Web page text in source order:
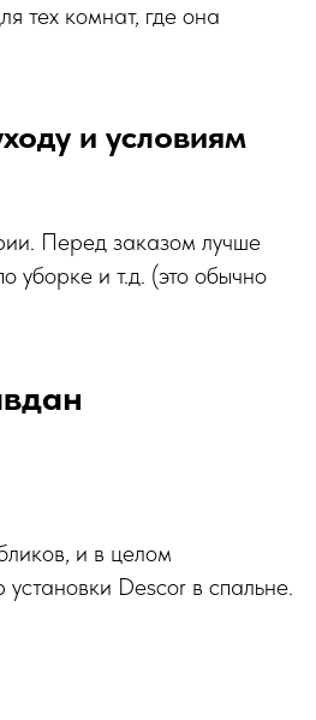
тех комнат, где она
и условиям
Перед заказом лучше
уборке и т.д. (это обычно
и в целом
Descor в спальне.